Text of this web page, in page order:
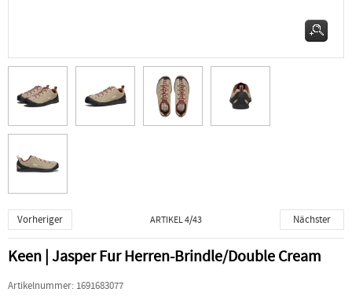
Vorheriger ARTIKEL 4/43 Nächster
Keen | Jasper Fur Herren-Brindle/Double Cream
Artikelnummer: 1691683077